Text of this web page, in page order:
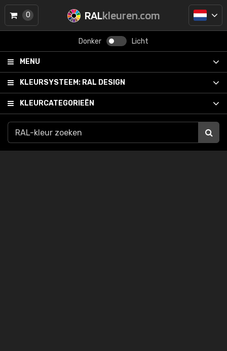
RALkleuren.com
Donker Licht
MENU
KLEURSYSTEEM: RAL DESIGN
KLEURCATEGORIEËN
0